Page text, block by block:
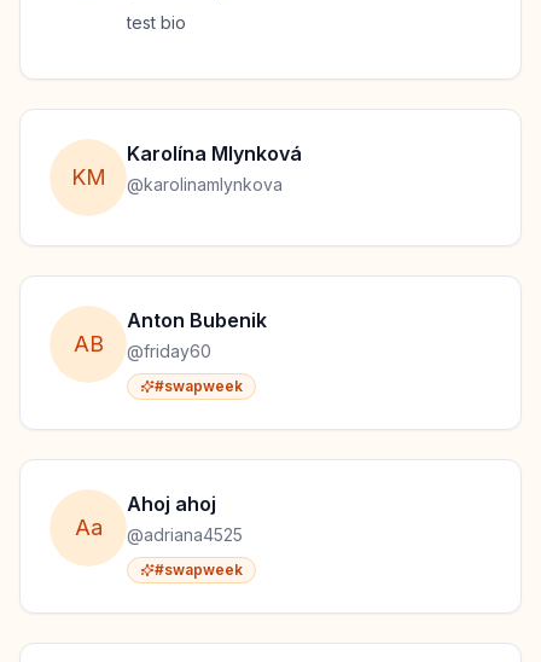
test bio
KM
Karolína Mlynková
@karolinamlynkova
AB
Anton Bubenik
@friday60
#swapweek
Aa
Ahoj ahoj
@adriana4525
#swapweek